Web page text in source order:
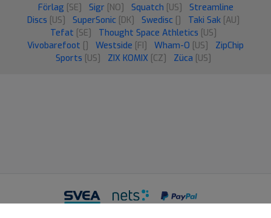
Förlag [SE] Sigr [NO] Squatch [US]
Streamline
Discs [US] SuperSonic [DK] Swedisc Taki Sak [AU]
Tefat [SE] Thought Space Athletics [US]
Vivobarefoot
Westside [FI] Wham-O [US]
ZipChip
Sports [US] ZIX KOMIX [CZ] Züca [US]